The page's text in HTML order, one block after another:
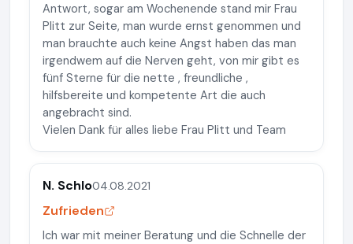
Antwort, sogar am Wochenende stand mir Frau
Plitt zur Seite, man wurde ernst genommen und
man brauchte auch keine Angst haben das man
irgendwem auf die Nerven geht, von mir gibt es
fünf Sterne für die nette , freundliche ,
hilfsbereite und kompetente Art die auch
angebracht sind.
Vielen Dank für alles liebe Frau Plitt und Team
N. Schlo04.08.2021
Zufrieden
Ich war mit meiner Beratung und die Schnelle der